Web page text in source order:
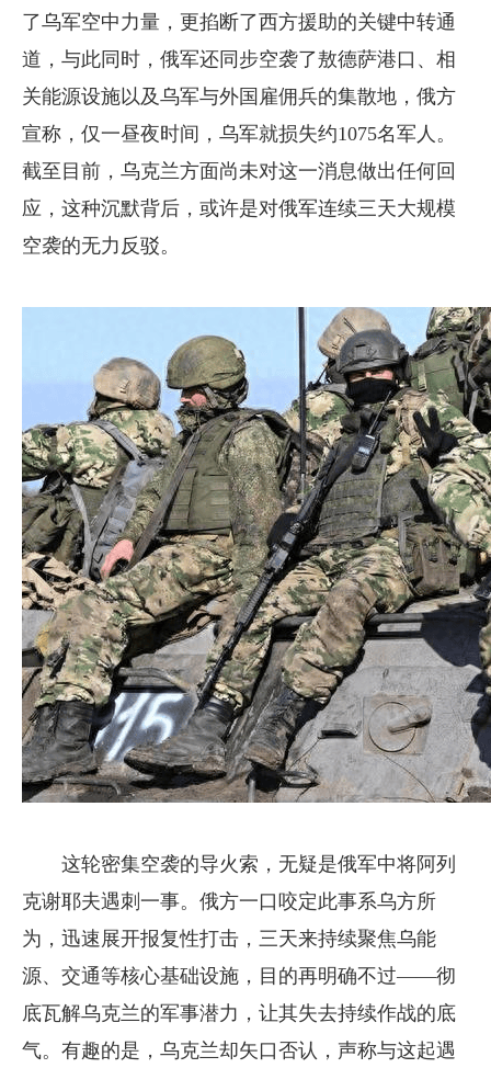
了乌军空中力量，更掐断了西方援助的关键中转通
道，与此同时，俄军还同步空袭了敖德萨港口、相
关能源设施以及乌军与外国雇佣兵的集散地，俄方
宣称，仅一昼夜时间，乌军就损失约1075名军人。
截至目前，乌克兰方面尚未对这一消息做出任何回
应，这种沉默背后，或许是对俄军连续三天大规模
空袭的无力反驳。
这轮密集空袭的导火索，无疑是俄军中将阿列
克谢耶夫遇刺一事。俄方一口咬定此事系乌方所
为，迅速展开报复性打击，三天来持续聚焦乌能
源、交通等核心基础设施，目的再明确不过——彻
底瓦解乌克兰的军事潜力，让其失去持续作战的底
气。有趣的是，乌克兰却矢口否认，声称与这起遇